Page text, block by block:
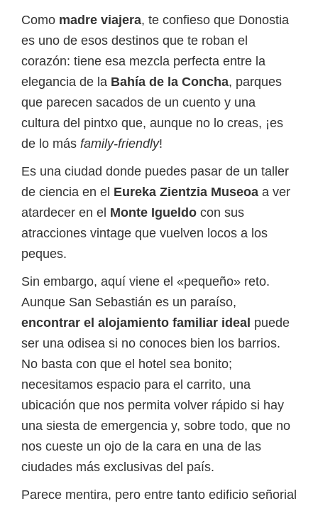
Como madre viajera, te confieso que Donostia
es uno de esos destinos que te roban el
corazón: tiene esa mezcla perfecta entre la
elegancia de la Bahía de la Concha, parques
que parecen sacados de un cuento y una
cultura del pintxo que, aunque no lo creas, ¡es
de lo más family-friendly!
Es una ciudad donde puedes pasar de un taller
de ciencia en el Eureka Zientzia Museoa a ver
atardecer en el Monte Igueldo con sus
atracciones vintage que vuelven locos a los
peques.
Sin embargo, aquí viene el «pequeño» reto.
Aunque San Sebastián es un paraíso,
encontrar el alojamiento familiar ideal puede
ser una odisea si no conoces bien los barrios.
No basta con que el hotel sea bonito;
necesitamos espacio para el carrito, una
ubicación que nos permita volver rápido si hay
una siesta de emergencia y, sobre todo, que no
nos cueste un ojo de la cara en una de las
ciudades más exclusivas del país.
Parece mentira, pero entre tanto edificio señorial